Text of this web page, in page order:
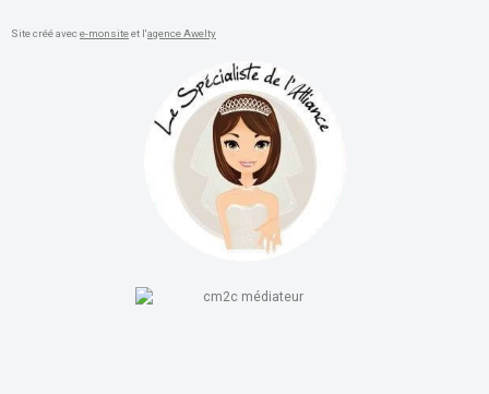
Site créé avece-monsiteet l'agence Awelty